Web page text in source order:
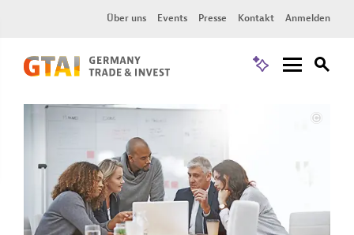
Über uns Events Presse Kontakt Anmelden